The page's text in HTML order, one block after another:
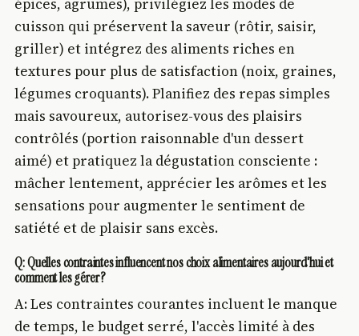
cuisson qui préservent la saveur (rôtir, saisir,
griller) et intégrez des aliments riches en
textures pour plus de satisfaction (noix, graines,
légumes croquants). Planifiez des repas simples
mais savoureux, autorisez-vous des plaisirs
contrôlés (portion raisonnable d'un dessert
aimé) et pratiquez la dégustation consciente :
mâcher lentement, apprécier les arômes et les
sensations pour augmenter le sentiment de
satiété et de plaisir sans excès.
Q: Quelles contraintes influencent nos choix alimentaires aujourd'hui et
comment les gérer ?
A: Les contraintes courantes incluent le manque
de temps, le budget serré, l'accès limité à des